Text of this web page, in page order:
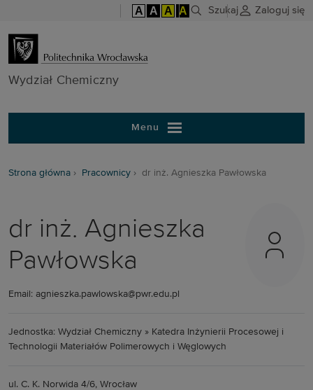
A A A A Szukaj Zaloguj się
Wydział
Wydział Chemiczny
Menu
Strona główna Pracownicy dr inż. Agnieszka Pawłowska
dr inż. Agnieszka
Pawłowska
Email: agnieszka.pawlowska@pwr.edu.pl
Jednostka: Wydział Chemiczny » Katedra Inżynierii Procesowej i
Technologii Materiałów Polimerowych i Węglowych
ul. C. K. Norwida 4/6, Wrocław